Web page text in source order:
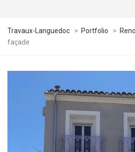
Travaux-Languedoc > Portfolio >
façade